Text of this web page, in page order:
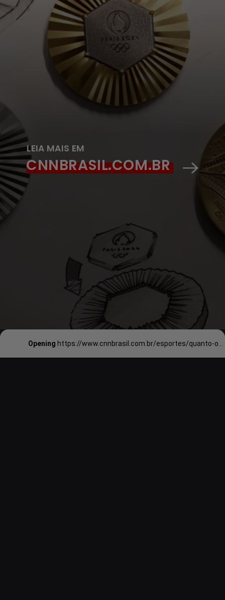
LEIA MAIS EM
CNNBRASIL.COM.BR
Opening https://www.cnnbrasil.com.br/esportes/quanto-os-atletas-e-equipes-do-brasil-ganharao-por-medalha-em-paris-2024/